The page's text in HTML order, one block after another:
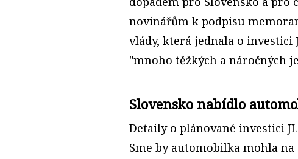
novinářům k podpisu
vlády, která jednala o investici
"mnoho těžkých a náročných
Slovensko nabídlo
Detaily o plánované investici
Sme by automobilka mohla